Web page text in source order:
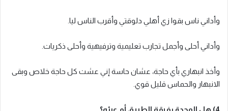
وأداني ناس بقوا زي أهلي دلوقتي وأقرب الناس ليا.
وأداني أحلى وأجمل تجارب تعليمية وترفيهية وأحلى ذكريات.
وأخذ انبهاري بأي حاجة، عشان حاسة إني عشت كل حاجة خلاص وبقى
الانبهار والحماس قليل قوي.
4) هل الوحدة رفيقة الطريق أم عبئه؟